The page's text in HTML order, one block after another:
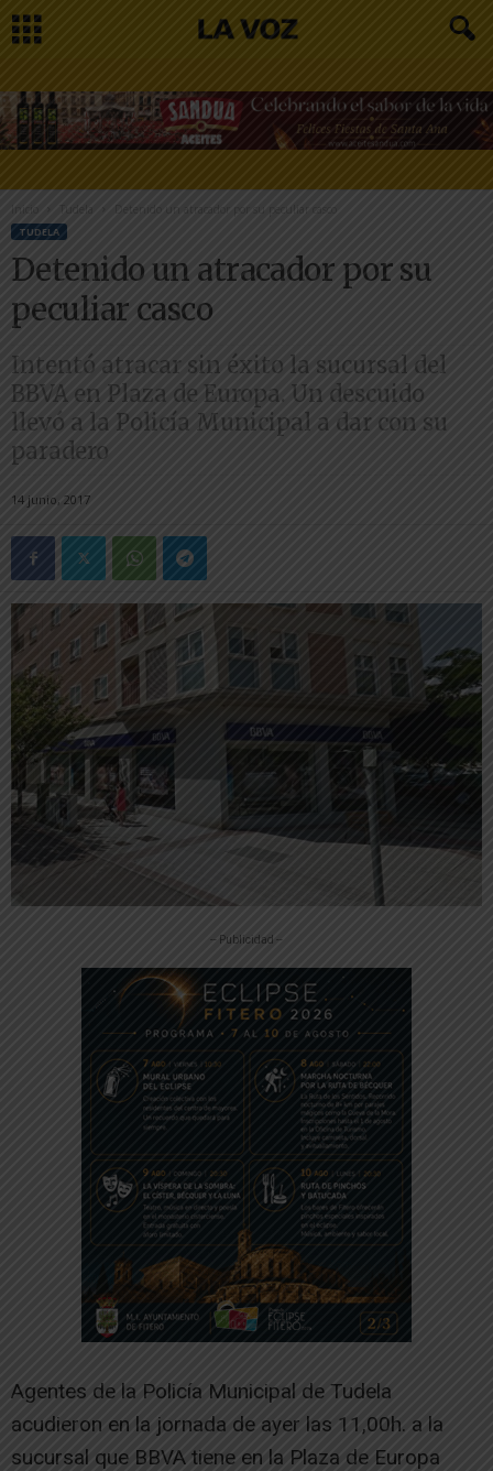
Inicio Tudela Detenido un atracador por su peculiar casco
TUDELA
Detenido un atracador por su
peculiar casco
Intentó atracar sin éxito la sucursal del
BBVA en Plaza de Europa. Un descuido
llevó a la Policía Municipal a dar con su
paradero
14 junio, 2017
-- Publicidad --
Agentes de la Policía Municipal de Tudela
acudieron en la jornada de ayer las 11,00h. a la
sucursal que BBVA tiene en la Plaza de Europa